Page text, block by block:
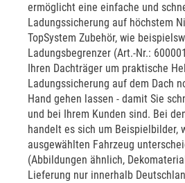
ermöglicht eine einfache und
Ladungssicherung auf höchstem
TopSystem Zubehör, wie
Ladungsbegrenzer (Art.-Nr.:
Ihren Dachträger um praktische
Ladungssicherung auf dem Dach
Hand gehen lassen - damit Sie
und bei Ihrem Kunden sind. Bei
handelt es sich um Beispielbilder,
ausgewählten Fahrzeug
(Abbildungen ähnlich,
Lieferung nur innerhalb